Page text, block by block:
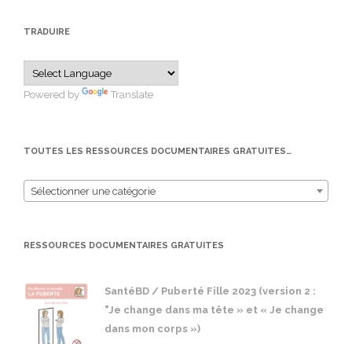
TRADUIRE
Powered by Translate
TOUTES LES RESSOURCES DOCUMENTAIRES GRATUITES…
Sélectionner une catégorie
RESSOURCES DOCUMENTAIRES GRATUITES
SantéBD / Puberté Fille 2023 (version 2 :
"Je change dans ma tête » et « Je change
dans mon corps »)